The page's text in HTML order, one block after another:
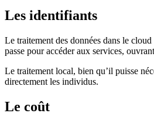
Les identifiants
Le traitement des données dans le
passe pour accéder aux services,
Le traitement local, bien qu’il puisse
directement les individus.
Le coût